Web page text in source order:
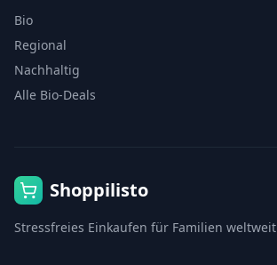
Bio
Regional
Nachhaltig
Alle Bio-Deals
Shoppilisto
Stressfreies Einkaufen für Familien